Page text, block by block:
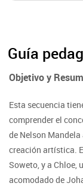
Guía
Objetivo y
Esta secuencia
comprender el
de Nelson
creación artística.
Soweto, y a Chloe,
acomodado de